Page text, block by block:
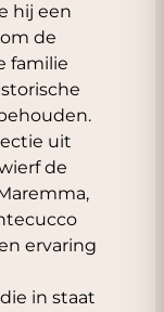
hij een
de
familie
uit
de
ervaring
in staat